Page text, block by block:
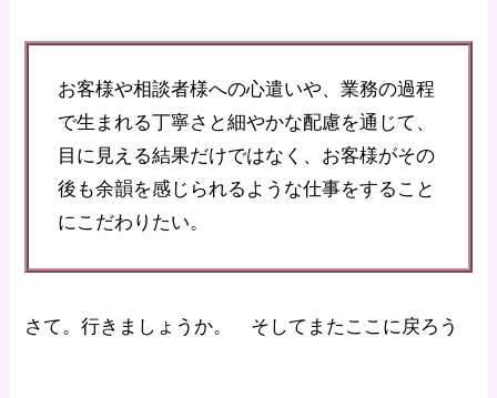
お客様や相談者様への心遣いや、業務の過程
で生まれる丁寧さと細やかな配慮を通じて、
目に見える結果だけではなく、お客様がその
後も余韻を感じられるような仕事をすること
にこだわりたい。
さて。行きましょうか。 そしてまたここに戻ろう